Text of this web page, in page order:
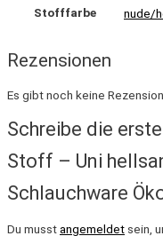
Stofffarbe nude/
Rezensionen
Es gibt noch keine
Schreibe die
Stoff – Uni
Schlauchware
Du musstangemeldet sein,